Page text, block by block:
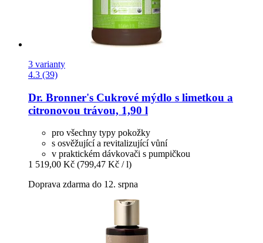
3 varianty
4.3 (39)
Dr. Bronner's Cukrové mýdlo s limetkou a
citronovou trávou, 1,90 l
pro všechny typy pokožky
s osvěžující a revitalizující vůní
v praktickém dávkovači s pumpičkou
1 519,00 Kč (799,47 Kč / l)
Doprava zdarma do 12. srpna